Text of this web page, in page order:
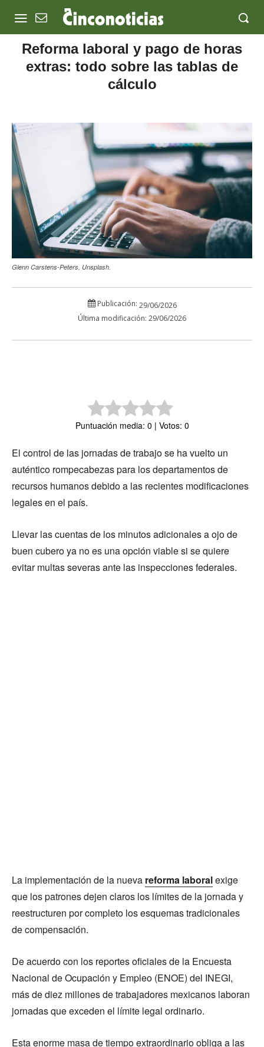
Reforma laboral y pago de horas
extras: todo sobre las tablas de
cálculo
Glenn Carstens-Peters, Unsplash.
Publicación: 29/06/2026
Última modificación: 29/06/2026
Puntuación media: 0 | Votos: 0
El control de las jornadas de trabajo se ha vuelto un
auténtico rompecabezas para los departamentos de
recursos humanos debido a las recientes modificaciones
legales en el país.
Llevar las cuentas de los minutos adicionales a ojo de
buen cubero ya no es una opción viable si se quiere
evitar multas severas ante las inspecciones federales.
La implementación de la nueva reforma laboralexige
que los patrones dejen claros los límites de la jornada y
reestructuren por completo los esquemas tradicionales
de compensación.
De acuerdo con los reportes oficiales de la Encuesta
Nacional de Ocupación y Empleo (ENOE) del INEGI,
más de diez millones de trabajadores mexicanos laboran
jornadas que exceden el límite legal ordinario.
Esta enorme masa de tiempo extraordinario obliga a las